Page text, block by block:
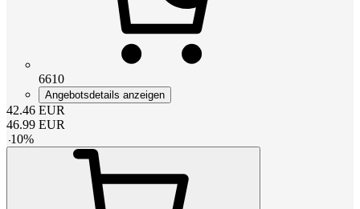
6610
Angebotsdetails anzeigen
42.46 EUR
46.99 EUR
-10%